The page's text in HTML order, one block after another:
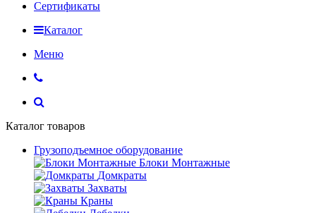
Сертификаты
Каталог
Меню
Каталог товаров
Грузоподъемное оборудование
Блоки Монтажные
Домкраты
Захваты
Краны